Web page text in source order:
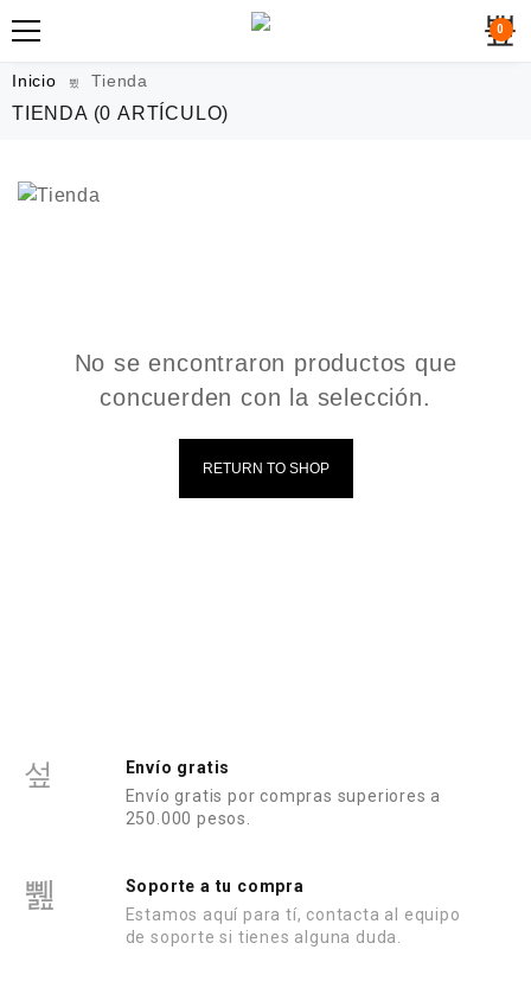
0
Inicio Tienda
TIENDA (0 ARTÍCULO)
No se encontraron productos que
concuerden con la selección.
RETURN TO SHOP
Envío gratis
Envío gratis por compras superiores a
250.000 pesos.
Soporte a tu compra
Estamos aquí para tí, contacta al equipo
de soporte si tienes alguna duda.